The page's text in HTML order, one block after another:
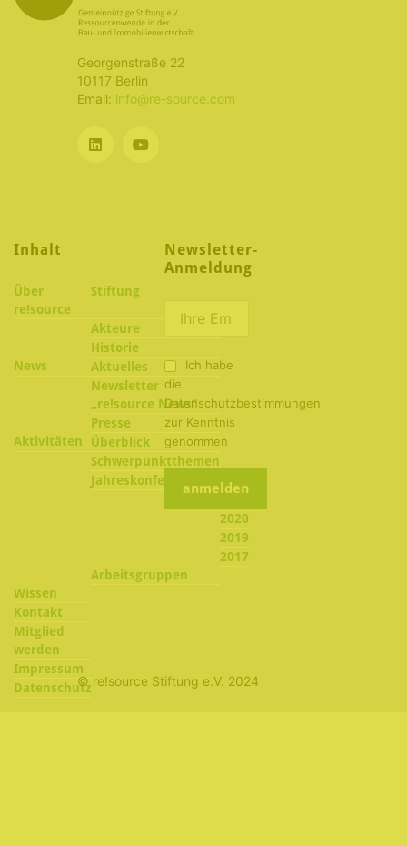
Georgenstraße 22
10117 Berlin
Email: info@re-source.com
Inhalt
Über
re!source
Stiftung
Akteure
Historie
News
Aktuelles
Newsletter
„re!source News“
Presse
Aktivitäten
Überblick
Schwerpunktthemen
Jahreskonferenzen
2022
2020
2019
2017
Arbeitsgruppen
Wissen
Kontakt
Mitglied
werden
Impressum
Datenschutz
Newsletter-
Anmeldung
Ich habe
die
Datenschutzbestimmungen
zur Kenntnis
genommen
© re!source Stiftung e.V. 2024